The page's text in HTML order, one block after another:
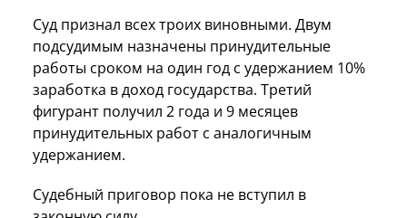
Суд признал всех троих виновными. Двум
подсудимым назначены принудительные
работы сроком на один год с удержанием 10%
заработка в доход государства. Третий
фигурант получил 2 года и 9 месяцев
принудительных работ с аналогичным
удержанием.
Судебный приговор пока не вступил в